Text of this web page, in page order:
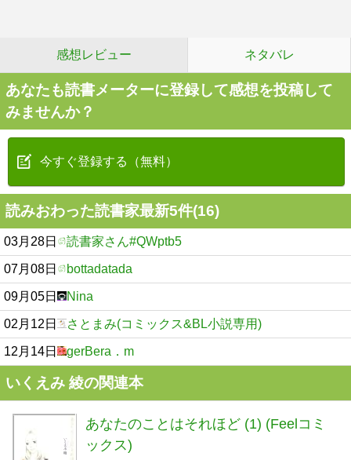
感想レビュー ネタバレ
あなたも読書メーターに登録して感想を投稿して
みませんか？
今すぐ登録する（無料）
読みおわった読書家最新5件(16)
03月28日 読書家さん#QWptb5
07月08日 bottadatada
09月05日 Nina
02月12日 さとまみ(コミックス&BL小説専用)
12月14日 gerBera．m
いくえみ 綾の関連本
あなたのことはそれほど (1) (Feelコミ
ックス)